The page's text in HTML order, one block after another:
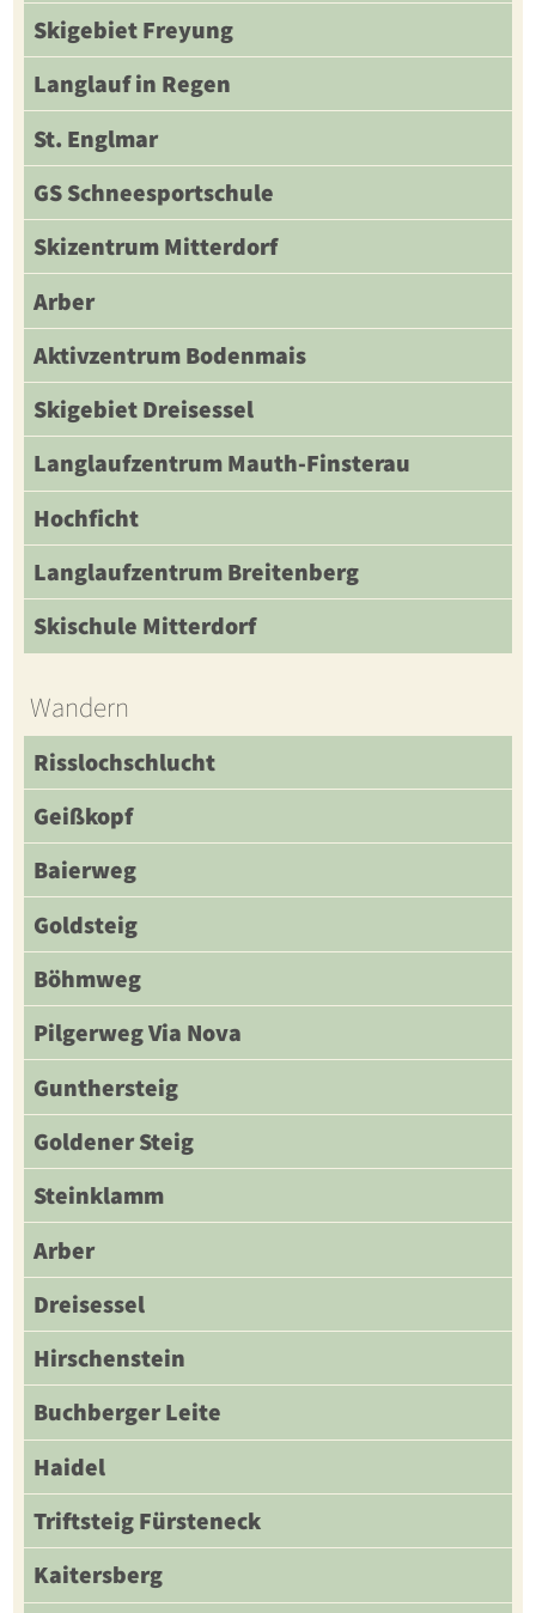
Skigebiet Freyung
Langlauf in Regen
St. Englmar
GS Schneesportschule
Skizentrum Mitterdorf
Arber
Aktivzentrum Bodenmais
Skigebiet Dreisessel
Langlaufzentrum Mauth-Finsterau
Hochficht
Langlaufzentrum Breitenberg
Skischule Mitterdorf
Wandern
Risslochschlucht
Geißkopf
Baierweg
Goldsteig
Böhmweg
Pilgerweg Via Nova
Gunthersteig
Goldener Steig
Steinklamm
Arber
Dreisessel
Hirschenstein
Buchberger Leite
Haidel
Triftsteig Fürsteneck
Kaitersberg